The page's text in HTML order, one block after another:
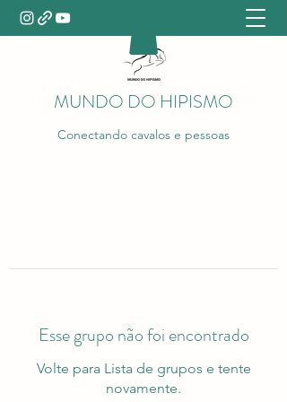
MUNDO DO HIPISMO
Conectando cavalos e pessoas
Esse grupo não foi encontrado
Volte para Lista de grupos e tente
novamente.